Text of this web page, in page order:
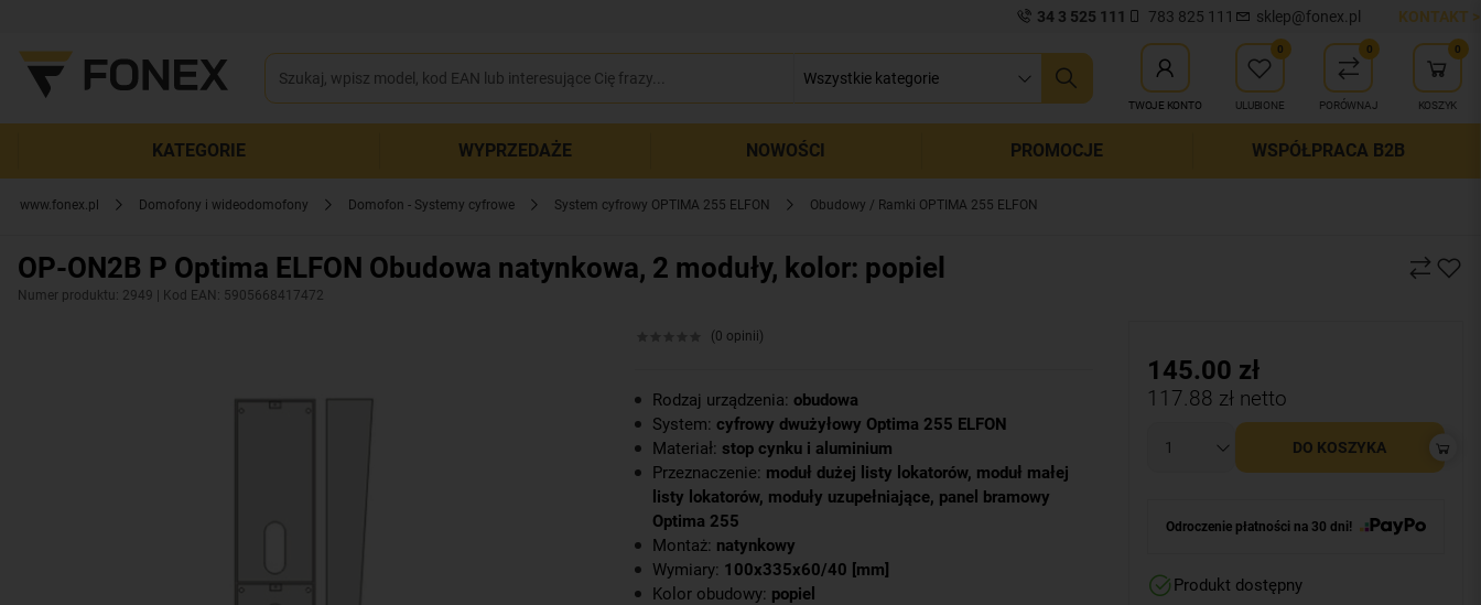
34 3 525 111 783 825 111 sklep@fonex.pl KONTAKT >
zamknij wyszukiwanie
TWOJE KONTO
0
ULUBIONE
0
PORÓWNAJ
0
KOSZYK
KATEGORIE WYPRZEDAŻE NOWOŚCI PROMOCJE WSPÓŁPRACA B2B
www.fonex.pl Domofony i wideodomofony Domofon - Systemy cyfrowe System cyfrowy OPTIMA 255 ELFON Obudowy / Ramki OPTIMA 255 ELFON
OP-ON2B P Optima ELFON Obudowa natynkowa, 2 moduły, kolor: popiel
Numer produktu: 2949 | Kod EAN: 5905668417472
(0 opinii)
Rodzaj urządzenia: obudowa
System: cyfrowy dwużyłowy Optima 255 ELFON
Materiał: stop cynku i aluminium
Przeznaczenie: moduł dużej listy lokatorów, moduł małej
listy lokatorów, moduły uzupełniające, panel bramowy
Optima 255
Montaż: natynkowy
Wymiary: 100x335x60/40 [mm]
Kolor obudowy: popiel
145.00 zł
117.88 zł netto
DO KOSZYKA
Odroczenie płatności na 30 dni!
Produkt dostępny